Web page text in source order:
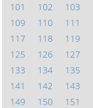
101
102 103
109
110 111
117
118 119
125
126 127
133
134 135
141
142 143
149
150 151